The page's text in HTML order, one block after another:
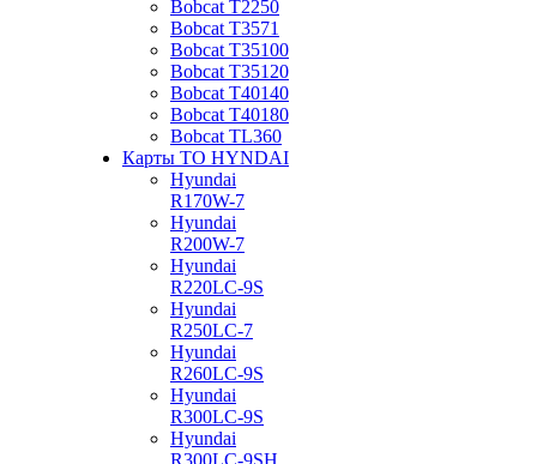
Bobcat Т2250
Bobcat Т3571
Bobcat Т35100
Bobcat Т35120
Bobcat Т40140
Bobcat Т40180
Bobcat ТL360
Карты ТО HYNDAI
Hyundai
R170W-7
Hyundai
R200W-7
Hyundai
R220LC-9S
Hyundai
R250LC-7
Hyundai
R260LC-9S
Hyundai
R300LC-9S
Hyundai
R300LC-9SH